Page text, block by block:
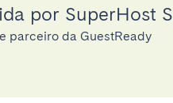
por SuperHost
parceiro da GuestReady